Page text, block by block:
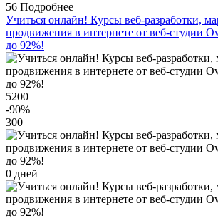
56 Подробнее
Учиться онлайн! Курсы веб-разработки,
продвижения в интернете от веб-студии
до 92%!
5200
-90%
300
0 дней